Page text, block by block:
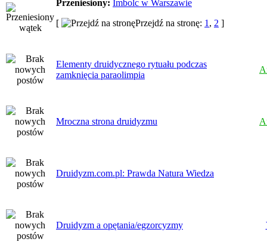
Przeniesiony: Imbolc w Warszawie
[
Przejdź na stronę: 1 , 2 ]
Elementy druidycznego rytuału podczas
zamknięcia paraolimpia
Mroczna strona druidyzmu
Druidyzm.com.pl: Prawda Natura Wiedza
Druidyzm a opętania/egzorcyzmy